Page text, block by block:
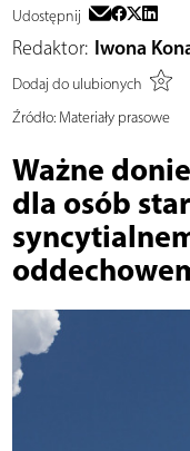
Udostępnij
Redaktor: Iwona
Dodaj do ulubionych
Źródło:Materiały prasowe
Ważne
dla osób